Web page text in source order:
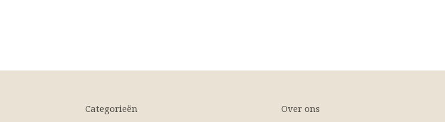
Categorieën Over ons